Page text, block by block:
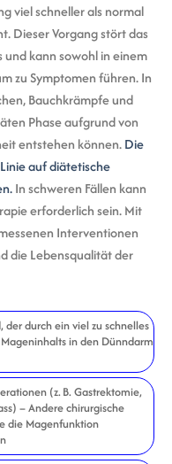
viel schneller als normal
Dieser Vorgang stört das
kann sowohl in einem
zu Symptomen führen. In
Bauchkrämpfe und
Phase aufgrund von
entstehen können.Die
auf diätetische
In schweren Fällen kann
erforderlich sein. Mit
Interventionen
die Lebensqualität der
der durch ein viel zu schnelles
in den Dünndarm
(z. B. Gastrektomie,
– Andere chirurgische
die Magenfunktion